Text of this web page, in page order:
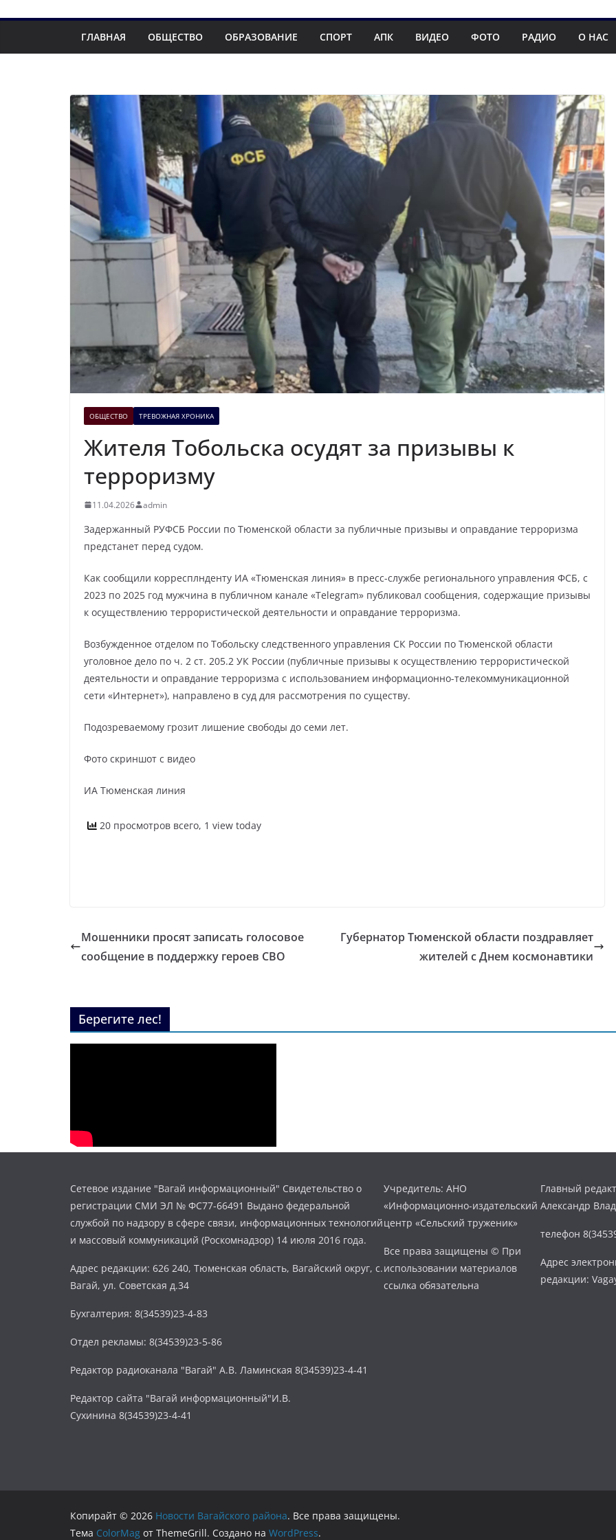
ГЛАВНАЯ ОБЩЕСТВО ОБРАЗОВАНИЕ СПОРТ АПК ВИДЕО ФОТО РАДИО О НАС
ОБЩЕСТВО ТРЕВОЖНАЯ ХРОНИКА
Жителя Тобольска осудят за призывы к
терроризму
11.04.2026 admin
Задержанный РУФСБ России по Тюменской области за публичные призывы и оправдание терроризма
предстанет перед судом.
Как сообщили корресплнденту ИА «Тюменская линия» в пресс-службе регионального управления ФСБ, с
2023 по 2025 год мужчина в публичном канале «Telegram» публиковал сообщения, содержащие призывы
к осуществлению террористической деятельности и оправдание терроризма.
Возбужденное отделом по Тобольску следственного управления СК России по Тюменской области
уголовное дело по ч. 2 ст. 205.2 УК России (публичные призывы к осуществлению террористической
деятельности и оправдание терроризма с использованием информационно-телекоммуникационной
сети «Интернет»), направлено в суд для рассмотрения по существу.
Подозреваемому грозит лишение свободы до семи лет.
Фото скриншот с видео
ИА Тюменская линия
20 просмотров всего, 1 view today
Мошенники просят записать голосовое
сообщение в поддержку героев СВО
Губернатор Тюменской области поздравляет
жителей с Днем космонавтики
Берегите лес!
Сетевое издание "Вагай информационный" Свидетельство о
регистрации СМИ ЭЛ № ФС77-66491 Выдано федеральной
службой по надзору в сфере связи, информационных технологий
и массовый коммуникаций (Роскомнадзор) 14 июля 2016 года.
Адрес редакции: 626 240, Тюменская область, Вагайский округ, с.
Вагай, ул. Советская д.34
Бухгалтерия: 8(34539)23-4-83
Отдел рекламы: 8(34539)23-5-86
Редактор радиоканала "Вагай" А.В. Ламинская 8(34539)23-4-41
Редактор сайта "Вагай информационный"И.В.
Сухинина 8(34539)23-4-41
Учредитель: АНО
«Информационно-издательский
центр «Сельский труженик»
Все права защищены © При
использовании материалов
ссылка обязательна
Главный
Александр
телефон
Адрес
редакции:
Копирайт © 2026 Новости Вагайского района. Все права защищены.
Тема ColorMag от ThemeGrill. Создано на WordPress.